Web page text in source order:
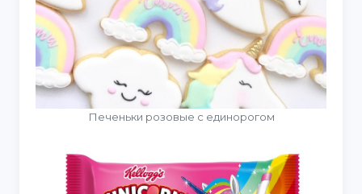
Печеньки розовые с единорогом